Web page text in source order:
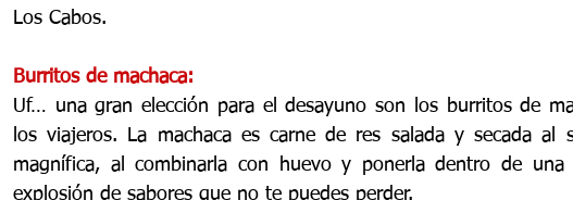
Los Cabos.
Burritos de machaca:
Uf… una gran elección para el desayuno son los burritos de
los viajeros. La machaca es carne de res salada y secada
magnífica, al combinarla con huevo y ponerla dentro de
explosión de sabores que no te puedes perder.